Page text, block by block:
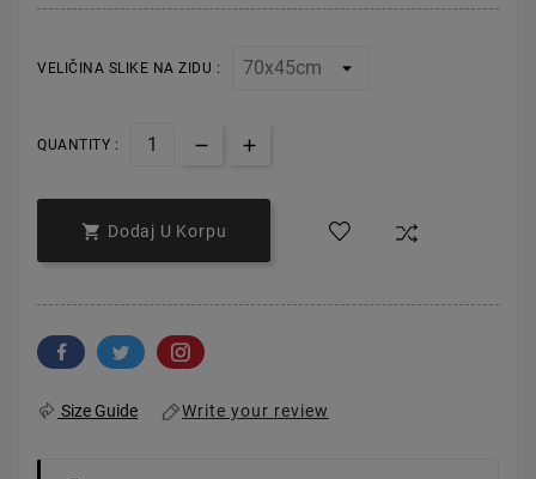
VELIČINA SLIKE NA ZIDU :
QUANTITY :
 Dodaj U Korpu
Size Guide Write your review